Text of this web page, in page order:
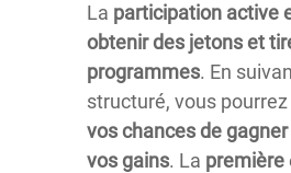
La participation active
obtenirdes jetonset
programmes. En
structuré, vous pourrez
voschancesde gagner
vos gains. La première